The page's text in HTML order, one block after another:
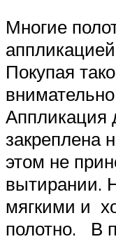
Многие
Покупая
Аппликация
закреплена
этом не
вытирании.
мягкими и
полотно. В